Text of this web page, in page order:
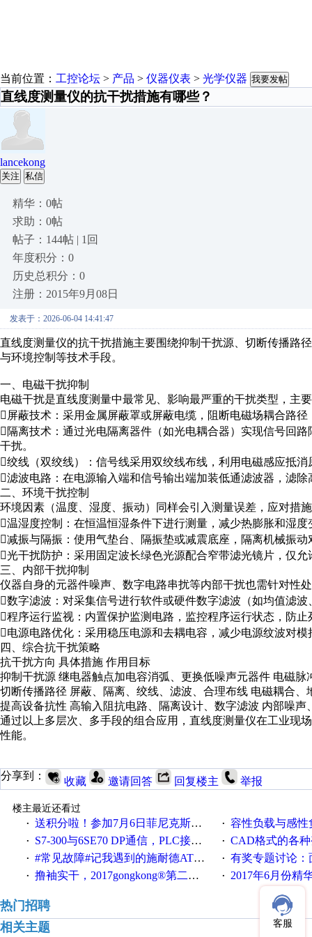
当前位置： 工控论坛 > 产品 > 仪器仪表 > 光学仪器 我要发帖
直线度测量仪的抗干扰措施有哪些？
lancekong
关注 私信
精华：0帖
求助：0帖
帖子：144帖 | 1回
年度积分：0
历史总积分：0
注册：2015年9月08日
发表于：2026-06-04 14:41:47
直线度测量仪的抗干扰措施主要围绕抑制干扰源、切断传播路
与环境控制等技术手段。
一、电磁干扰抑制
电磁干扰是直线度测量中最常见、影响最严重的干扰类型，主
屏蔽技术：采用金属屏蔽罩或屏蔽电缆，阻断电磁场耦合路
隔离技术：通过光电隔离器件（如光电耦合器）实现信号回
干扰。
绞线（双绞线）：信号线采用双绞线布线，利用电磁感应抵
滤波电路：在电源输入端和信号输出端加装低通滤波器，滤
二、环境干扰控制
环境因素（温度、湿度、振动）同样会引入测量误差，应对措
温湿度控制：在恒温恒湿条件下进行测量，减少热膨胀和湿
减振与隔振：使用气垫台、隔振垫或减震底座，隔离机械振
光干扰防护：采用固定波长绿色光源配合窄带滤光镜片，仅
三、内部干扰抑制
仪器自身的元器件噪声、数字电路串扰等内部干扰也需针对性
数字滤波：对采集信号进行软件或硬件数字滤波（如均值滤
程序运行监视：内置保护监测电路，监控程序运行状态，防
电源电路优化：采用稳压电源和去耦电容，减少电源纹波对模
四、综合抗干扰策略
抗干扰方向 具体措施 作用目标
抑制干扰源 继电器触点加电容消弧、更换低噪声元器件 电磁脉
切断传播路径 屏蔽、隔离、绞线、滤波、合理布线 电磁耦合、
提高设备抗性 高输入阻抗电路、隔离设计、数字滤波 内部噪声
通过以上多层次、多手段的组合应用，直线度测量仪在工业现
性能。
分享到： 收藏 邀请回答 回复楼主 举报
楼主最近还看过
· 送积分啦！参加7月6日菲尼克斯在线研讨会即得 · 容性负载与感性负
· S7-300与6SE70 DP通信，PLC接收到数据不稳定 · CAD格式的各
· #常见故障#记我遇到的施耐德ATV12变频器故障 · 有奖专题讨论：面对低压变
· 撸袖实干，2017gongkong®第二届智造工程师节正式起航！ · 2017年6月份精
热门招聘
相关主题
客服